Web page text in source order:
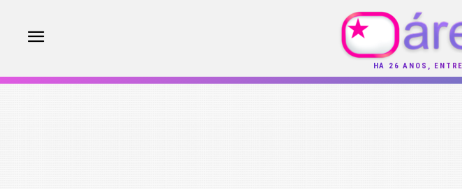
HÁ 26 ANOS,